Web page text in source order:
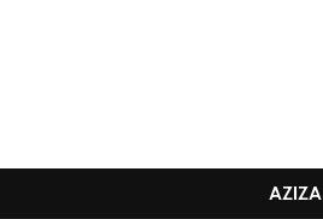
AZIZA